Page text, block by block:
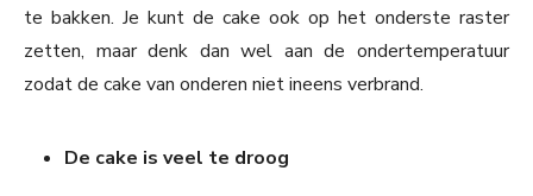
te bakken. Je kunt de cake ook op het onderste raster
zetten, maar denk dan wel aan de ondertemperatuur
zodat de cake van onderen niet ineens verbrand.
De cake is veel te droog